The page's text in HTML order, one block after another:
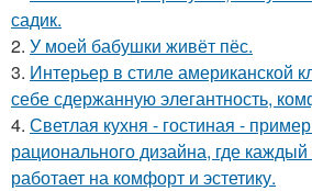
садик.
2. У моей бабушки живёт пёс.
3. Интерьер в стиле американской
себе сдержанную элегантность,
4. Светлая кухня - гостиная -
рационального дизайна, где
работает на комфорт и эстетику.